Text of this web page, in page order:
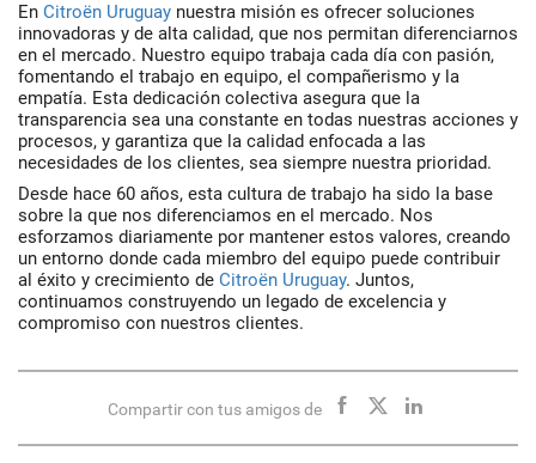
En Citroën Uruguay nuestra misión es ofrecer soluciones
innovadoras y de alta calidad, que nos permitan diferenciarnos
en el mercado. Nuestro equipo trabaja cada día con pasión,
fomentando el trabajo en equipo, el compañerismo y la
empatía. Esta dedicación colectiva asegura que la
transparencia sea una constante en todas nuestras acciones y
procesos, y garantiza que la calidad enfocada a las
necesidades de los clientes, sea siempre nuestra prioridad.
Desde hace 60 años, esta cultura de trabajo ha sido la base
sobre la que nos diferenciamos en el mercado. Nos
esforzamos diariamente por mantener estos valores, creando
un entorno donde cada miembro del equipo puede contribuir
al éxito y crecimiento de Citroën Uruguay. Juntos,
continuamos construyendo un legado de excelencia y
compromiso con nuestros clientes.
Compartir con tus amigos de